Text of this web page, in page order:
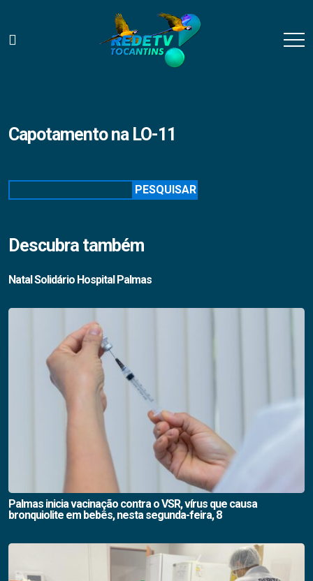
Capotamento na LO-11
PESQUISAR
Descubra também
Natal Solidário Hospital Palmas
Palmas inicia vacinação contra o VSR, vírus que causa
bronquiolite em bebês, nesta segunda-feira, 8